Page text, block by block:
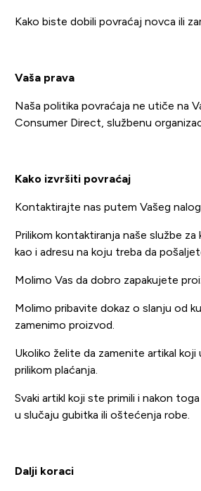
Kako biste dobili povraćaj novca ili
Vaša prava
Naša politika povraćaja ne utiče na
Consumer Direct, službenu
Kako izvršiti povraćaj
Kontaktirajte nas putem Vašeg
Prilikom kontaktiranja naše službe
kao i adresu na koju treba da
Molimo Vas da dobro zapakujete
Molimo pribavite dokaz o slanju od
zamenimo proizvod.
Ukoliko želite da zamenite artikal
prilikom plaćanja.
Svaki artikl koji ste primili i nakon
u slučaju gubitka ili oštećenja robe.
Dalji koraci